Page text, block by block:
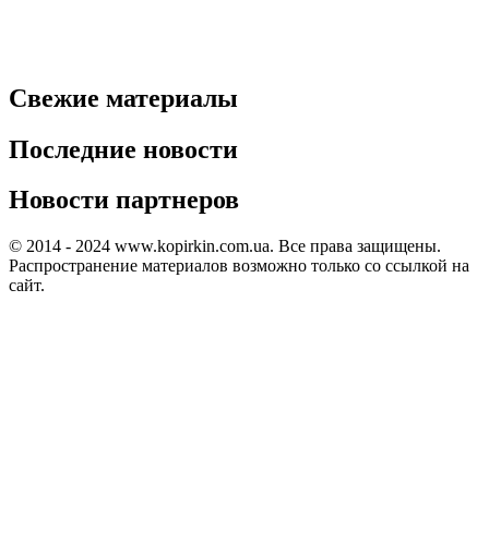
Свежие материалы
Последние новости
Новости партнеров
© 2014 - 2024 www.kopirkin.com.ua. Все права защищены.
Распространение материалов возможно только со ссылкой на
сайт.